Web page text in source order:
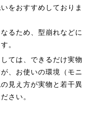
をおすすめしておりま
るため、型崩れなどに
。
ては、できるだけ実物
、お使いの環境（モニ
見え方が実物と若干異
さい。